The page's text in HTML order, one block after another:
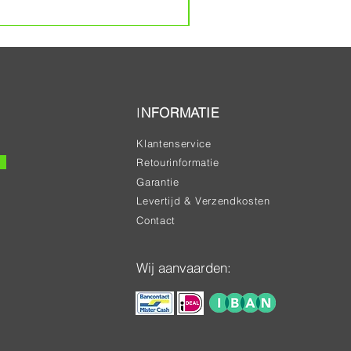
INFORMATIE
Klantenservice
Retourinformatie
Garantie
Levertijd & Verzendkosten
Contact
Wij aanvaarden: